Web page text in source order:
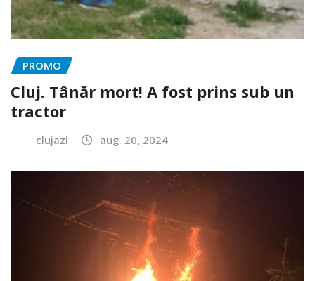
PROMO
Cluj. Tânăr mort! A fost prins sub un
tractor
clujazi aug. 20, 2024